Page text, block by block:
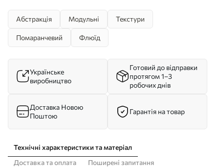
Абстракція Модульні Текстури
Помаранчевий Флюїд
Українське
виробництво
Готовий до відправки
протягом 1–3
робочих днів
Доставка Новою
Поштою
Гарантія на товар
Технічні характеристики та матеріал
Доставка та оплата
Поширені запитання